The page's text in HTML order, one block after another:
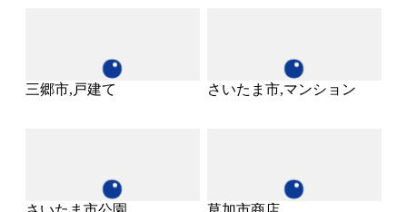
三郷市,戸建て さいたま市,マンション